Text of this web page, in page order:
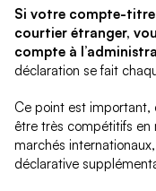
Si votre compte-
courtier étranger,
compte à
déclaration se fait
Ce point est important,
être très compétitifs en
marchés
déclarative